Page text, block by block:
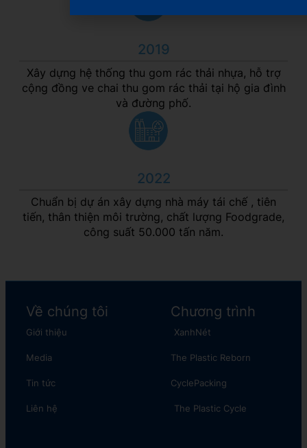
2019
Xây dựng hệ thống thu gom rác thải nhựa, hỗ trợ
cộng đồng ve chai thu gom rác thải tại hộ gia đình
và đường phố.
2022
Chuẩn bị dự án xây dựng nhà máy tái chế , tiên
tiến, thân thiện môi trường, chất lượng Foodgrade,
công suất 50.000 tấn năm.
Về chúng tôi
Giới thiệu
Media
Tin tức
Liên hệ
Chương trình
XanhNét
The Plastic Reborn
CyclePacking
The Plastic Cycle​